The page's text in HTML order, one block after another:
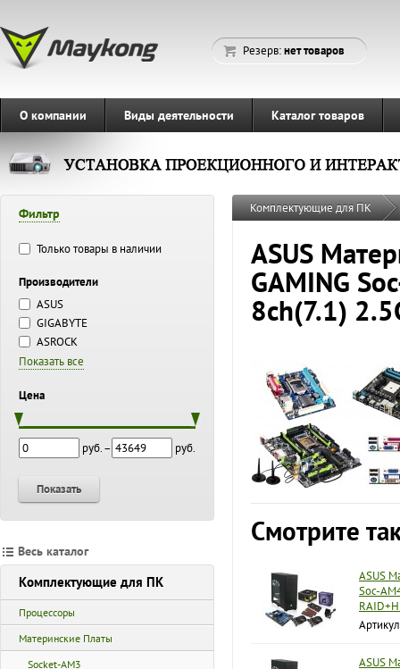
Резерв:нет товаров
О компании Виды деятельности Каталог товаров
Фильтр
Только товары в наличии
Производители
ASUS
GIGABYTE
ASROCK
Показать все
Цена
руб. – руб.
Показать
Весь каталог
Комплектующие для ПК
Процессоры
Материнские Платы
Socket-AM3
Комплектующие для ПК
ASUS
GAMING
8ch(7.1)
Смотрите
ASUS
Soc-
ASUS